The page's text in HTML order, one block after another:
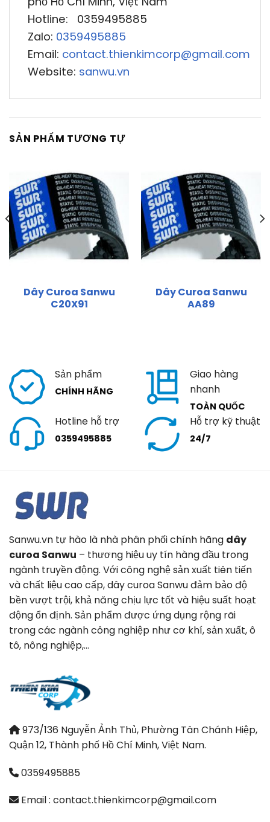
Hotline: 0359495885
Zalo: 0359495885
Email: contact.thienkimcorp@gmail.com
Website: sanwu.vn
SẢN PHẨM TƯƠNG TỰ
Dây Curoa Sanwu
C20X91
Dây Curoa Sanwu
AA89
Sản phẩm
CHÍNH HÃNG
Giao hàng
nhanh
TOÀN QUỐC
Hotline hỗ trợ
0359495885
Hỗ trợ kỹ thuật
24/7
Sanwu.vn tự hào là nhà phân phối chính hãng dây
curoa Sanwu – thương hiệu uy tín hàng đầu trong
ngành truyền động. Với công nghệ sản xuất tiên tiến
và chất liệu cao cấp, dây curoa Sanwu đảm bảo độ
bền vượt trội, khả năng chịu lực tốt và hiệu suất hoạt
động ổn định. Sản phẩm được ứng dụng rộng rãi
trong các ngành công nghiệp như cơ khí, sản xuất, ô
tô, nông nghiệp,…
973/136 Nguyễn Ảnh Thủ, Phường Tân Chánh Hiệp,
Quận 12, Thành phố Hồ Chí Minh, Việt Nam.
0359495885
Email : contact.thienkimcorp@gmail.com